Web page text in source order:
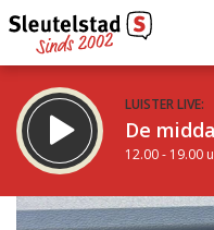
LUISTER LIVE:
De
12.00 - 19.00
STRAKS: